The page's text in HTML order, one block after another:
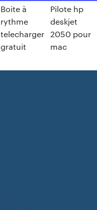
Boite à
rythme
telecharger
gratuit
Pilote hp
deskjet
2050 pour
mac